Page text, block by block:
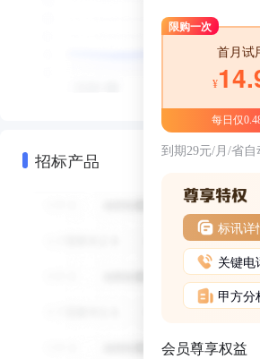
招标产品
限购一次
首月试
¥
每日仅
到期29元/月/省自
标讯详
关键电
甲方分
会员尊享权益